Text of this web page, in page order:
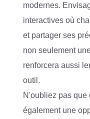
modernes.
interactives où
et partager ses
non seulement
renforcera aussi
outil.
N'oubliez pas que
également une